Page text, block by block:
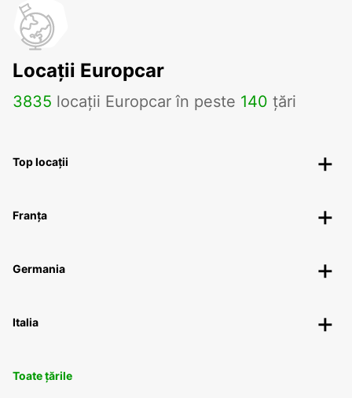
Locații Europcar
3835 locații Europcar în peste 140 țări
Top locații
Franța
Germania
Italia
Toate țările